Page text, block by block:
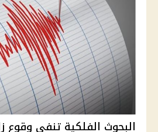
البحوث الفلكية تنفي وقوع